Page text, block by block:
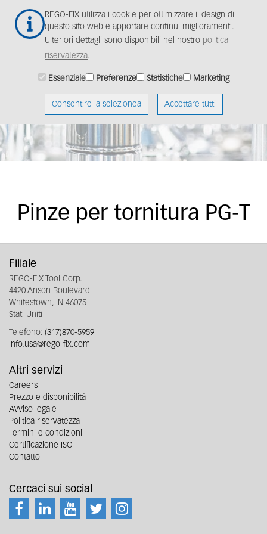
REGO-FIX utilizza i cookie per ottimizzare il design di
questo sito web e apportare continui miglioramenti.
Ulteriori dettagli sono disponibili nel nostro politica
riservatezza.
Essenziale Preferenze Statistiche Marketing
Consentire la selezionea Accettare tutti
contenuto
Pinze per tornitura PG-T
Filiale
REGO-FIX Tool Corp.
4420 Anson Boulevard
Whitestown, IN 46075
Stati Uniti
Telefono: (317)870-5959
info.usa@rego-fix.com
Altri servizi
Careers
Prezzo e disponibilità
Avviso legale
Politica riservatezza
Termini e condizioni
Certificazione ISO
Contatto
Cercaci sui social